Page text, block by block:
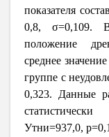
показателя
0,8, σ=0,109.
положение
среднее
группе с
0,323. Данные
Утни=937,0,